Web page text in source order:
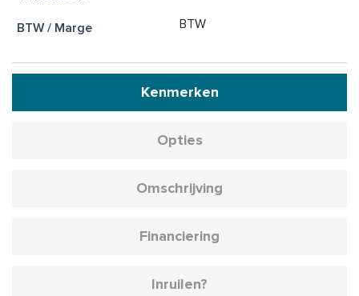
BTW
Kenmerken
Opties
Omschrijving
Financiering
Inruilen?